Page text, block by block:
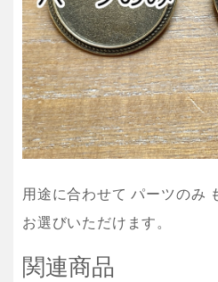
用途に合わせて パーツのみ
お選びいただけます。
関連商品